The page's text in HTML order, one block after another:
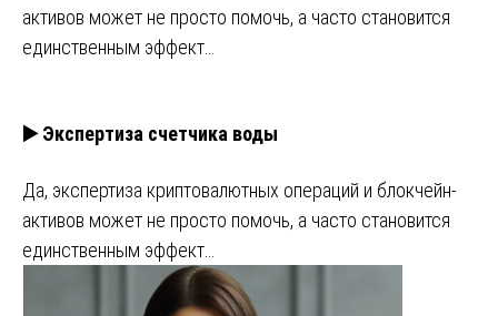
активов может не просто помочь, а часто становится
единственным эффект…
▶️ Экспертиза счетчика воды
Да, экспертиза криптовалютных операций и блокчейн-
активов может не просто помочь, а часто становится
единственным эффект…